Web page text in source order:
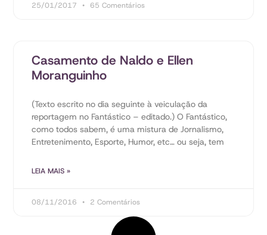
25/01/2017 65 Comentários
Casamento de Naldo e Ellen
Moranguinho
(Texto escrito no dia seguinte à veiculação da
reportagem no Fantástico – editado.) O Fantástico,
como todos sabem, é uma mistura de Jornalismo,
Entretenimento, Esporte, Humor, etc… ou seja, tem
LEIA MAIS »
08/11/2016 2 Comentários